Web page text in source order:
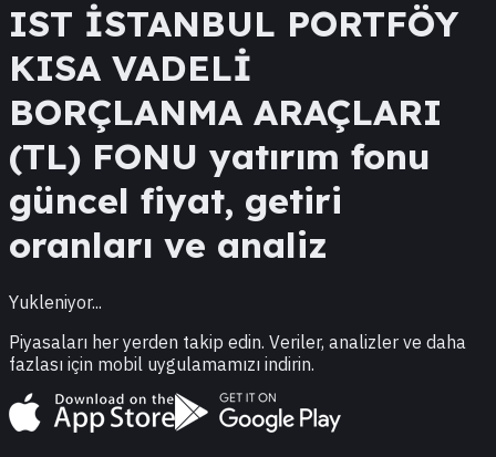
IST İSTANBUL PORTFÖY
KISA VADELİ
BORÇLANMA ARAÇLARI
(TL) FONU yatırım fonu
güncel fiyat, getiri
oranları ve analiz
Yukleniyor...
Piyasaları her yerden takip edin. Veriler, analizler ve daha
fazlası için mobil uygulamamızı indirin.